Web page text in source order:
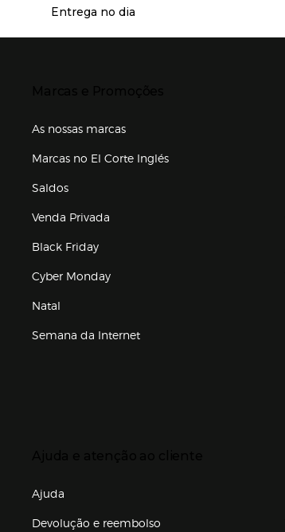
Entrega no dia
As nossas marcas
Marcas no El Corte Inglés
Saldos
Venda Privada
Black Friday
Cyber Monday
Natal
Semana da Internet
Ajuda
Devolução e reembolso